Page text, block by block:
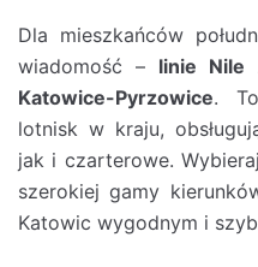
Dla mieszkańców
wiadomość – linie Nile
Katowice-Pyrzowice.
lotnisk w kraju,
jak i czarterowe.
szerokiej gamy
Katowic wygodnym i